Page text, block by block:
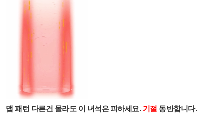
맵 패턴 다른건 몰라도 이 녀석은 피하세요. 기절 동반합니다.